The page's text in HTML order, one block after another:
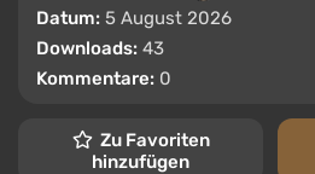
Datum: 5 August 2026
Downloads: 43
Kommentare: 0
Zu Favoriten
hinzufügen